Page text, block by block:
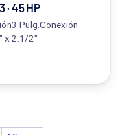
45 HP
Pulg.Conexión
x 2.1/2"